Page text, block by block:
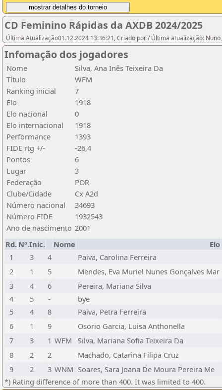
CD Feminino Rápidas da AXDB 2024/2025
Última Atualização01.12.2024 13:36:21, Criado por / Última atualização:
Infomação dos jogadores
Nome
Silva, Ana Inês Teixeira Da
Título
WFM
Ranking inicial
7
Elo
1918
Elo nacional
0
Elo internacional
1918
Performance
1393
FIDE rtg +/-
-26,4
Pontos
6
Lugar
3
Federação
POR
Clube/Cidade
Cx A2d
Número nacional
34693
Número FIDE
1932543
Ano de nascimento 2001
Rd. Nº.Inic. Nome
Elo
1
3 4
Paiva, Carolina Ferreira
2
1 5
Mendes, Eva Muriel Nunes Gonçalves Mar
3
4 6
Pereira, Mariana Silva
4
5 -
bye
5
4 8
Paiva, Petra Ferreira
6
1 9
Osorio Garcia, Luisa Anthonella
7
3 1 WFM
Silva, Mariana Sofia Teixeira Da
8
2 2
Machado, Catarina Filipa Cruz
9
2 3 WNM Soares, Sara Joana De Moura Pereira Me
*) Rating difference of more than 400. It was limited to 400.